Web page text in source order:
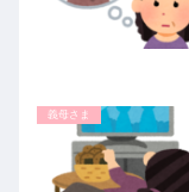
義母さま